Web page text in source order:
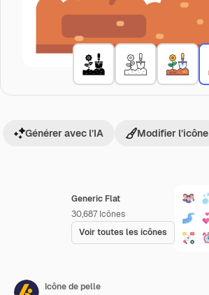
Generic Flat
30,687 Icônes
Voir toutes les icônes
Générer avec l’IA Modifier l’icône
Icône de pelle